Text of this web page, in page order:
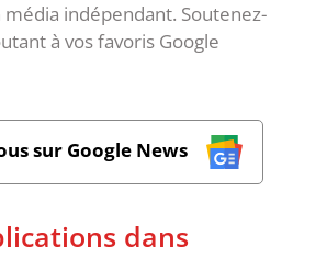
média indépendant. Soutenez-
à vos favoris Google
sur Google News
dans